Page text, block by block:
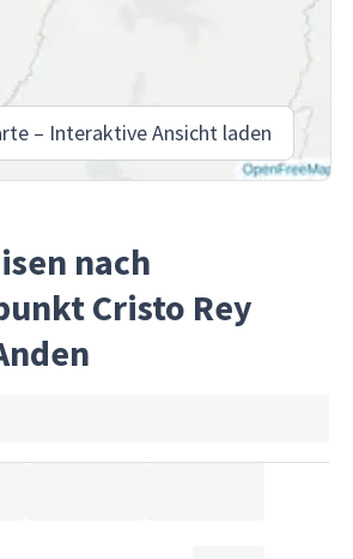
– Interaktive Ansicht laden
nach
Cristo Rey